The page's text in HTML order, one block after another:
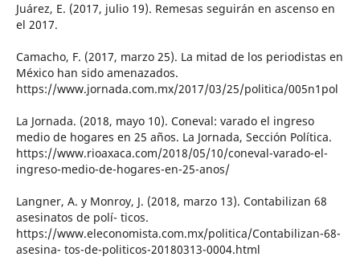
Juárez, E. (2017, julio 19). Remesas seguirán en ascenso en
el 2017.
Camacho, F. (2017, marzo 25). La mitad de los periodistas en
México han sido amenazados.
https://www.jornada.com.mx/2017/03/25/politica/005n1pol
La Jornada. (2018, mayo 10). Coneval: varado el ingreso
medio de hogares en 25 años. La Jornada, Sección Política.
https://www.rioaxaca.com/2018/05/10/coneval-varado-el-
ingreso-medio-de-hogares-en-25-anos/
Langner, A. y Monroy, J. (2018, marzo 13). Contabilizan 68
asesinatos de polí- ticos.
https://www.eleconomista.com.mx/politica/Contabilizan-68-
asesina- tos-de-politicos-20180313-0004.html